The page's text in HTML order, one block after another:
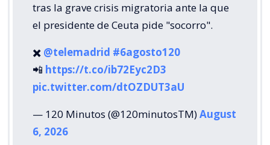
tras la grave crisis migratoria ante la que
el presidente de Ceuta pide "socorro".
✖️ @telemadrid #6agosto120
📲 https://t.co/ib72Eyc2D3
pic.twitter.com/dtOZDUT3aU
— 120 Minutos (@120minutosTM)August
6, 2026